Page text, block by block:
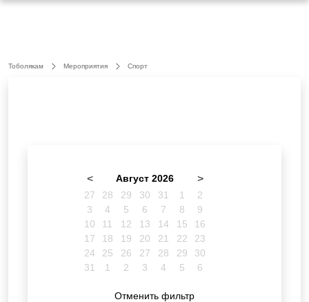
Тоболякам Мероприятия Спорт
< Август 2026 >
27 28 29 30 31 1
2
3
4 5 6 7 8
9
10
11 12 13 14 15
16
17
18 19 20 21 22
23
24
25 26 27 28 29
30
31
1 2 3 4 5 6
Отменить фильтр